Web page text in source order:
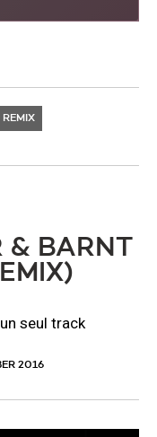
REMIX
& BARNT
seul track
2016